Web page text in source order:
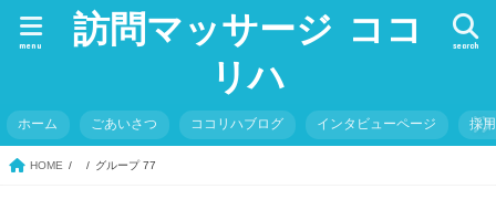
訪問マッサージ ココ
リハ
search
menu
ホーム ごあいさつ ココリハブログ インタビューページ 採
HOME グループ 77